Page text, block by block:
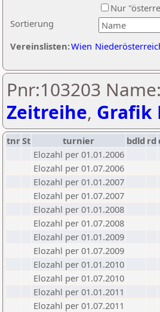
Sortierung
Nur
Vereinslisten:Wien
Pnr:103203
Zeitreihe, Grafik
tnrSt turnier bdld rd
Elozahl per 01.01.2006
Elozahl per 01.07.2006
Elozahl per 01.01.2007
Elozahl per 01.07.2007
Elozahl per 01.01.2008
Elozahl per 01.07.2008
Elozahl per 01.01.2009
Elozahl per 01.07.2009
Elozahl per 01.01.2010
Elozahl per 01.07.2010
Elozahl per 01.01.2011
Elozahl per 01.07.2011